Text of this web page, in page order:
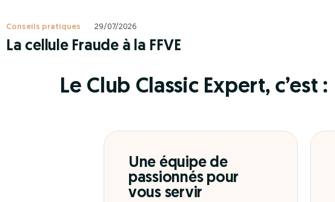
Conseils pratiques 29/07/2026
La cellule Fraude à la FFVE
Le Club Classic Expert, c’est :
Une équipe de
passionnés pour
vous servir